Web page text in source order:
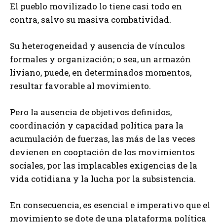
El pueblo movilizado lo tiene casi todo en
contra, salvo su masiva combatividad.
Su heterogeneidad y ausencia de vínculos
formales y organización; o sea, un armazón
liviano, puede, en determinados momentos,
resultar favorable al movimiento.
Pero la ausencia de objetivos definidos,
coordinación y capacidad política para la
acumulación de fuerzas, las más de las veces
devienen en cooptación de los movimientos
sociales, por las implacables exigencias de la
vida cotidiana y la lucha por la subsistencia.
En consecuencia, es esencial e imperativo que el
movimiento se dote de una plataforma política